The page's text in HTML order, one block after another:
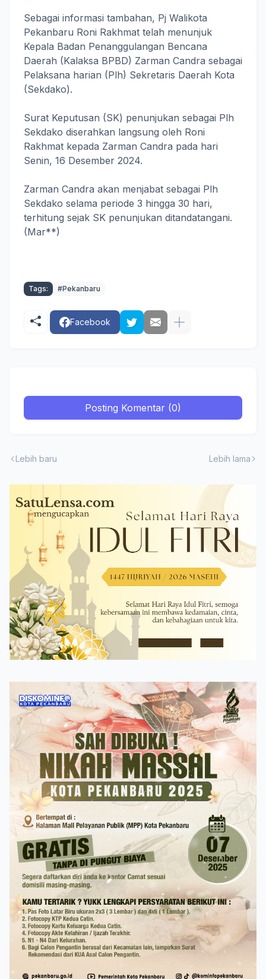
Sebagai informasi tambahan, Pj Walikota
Pekanbaru Roni Rakhmat telah menunjuk
Kepala Badan Penanggulangan Bencana
Daerah (Kalaksa BPBD) Zarman Candra sebagai
Pelaksana harian (Plh) Sekretaris Daerah Kota
(Sekdako).
Surat Keputusan (SK) penunjukan sebagai Plh
Sekdako diserahkan langsung oleh Roni
Rakhmat kepada Zarman Candra pada hari
Senin, 16 Desember 2024.
Zarman Candra akan menjabat sebagai Plh
Sekdako selama periode 3 hingga 30 hari,
terhitung sejak SK penunjukan ditandatangani.
(Mar**)
Tags: #Pekanbaru
Facebook
Posting Komentar (0)
Lebih baru Lebih lama